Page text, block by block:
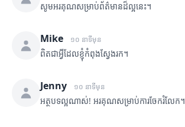
សូមអរគុណសម្រាប់ព័ត៌មានដ៏ល្អនេះ។
Mike ១០ នាទីមុន
ពិតជាអ្វីដែលខ្ញុំកំពុងស្វែងរក។
Jenny ១០ នាទីមុន
អត្ថបទល្អណាស់! អរគុណសម្រាប់ការចែករំលែក។